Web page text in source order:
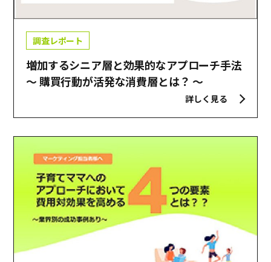
調査レポート
増加するシニア層と効果的なアプローチ手法
〜 購買行動が活発な消費層とは？ 〜
詳しく見る